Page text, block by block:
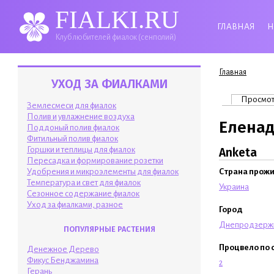
FIALKI.RU
Клуб любителей фиалок (сенполий)
ГЛАВНАЯ
УХОД ЗА ФИАЛКАМИ
Землесмеси для фиалок
Полив и увлажнение воздуха
Поддоный полив фиалок
Фитильный полив фиалок
Горшки и теплицы для фиалок
Пересадка и формирование розетки
Удобрения и микроэлементы для фиалок
Температура и свет для фиалок
Сезонное содержание фиалок
Уход за фиалками, разное
ПОПУЛЯРНЫЕ РАСТЕНИЯ
Денежное Дерево
Фикус Бенджамина
Герань
Вы здесь
Главная
Главные
Anketa
Страна
Украина
Город
Процвело по
2